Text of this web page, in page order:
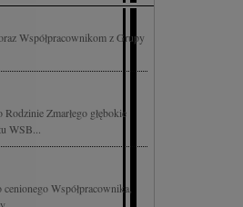
Współpracownikom z Grupy
Zmarłego głębokie
WSB...
Współpracownika,